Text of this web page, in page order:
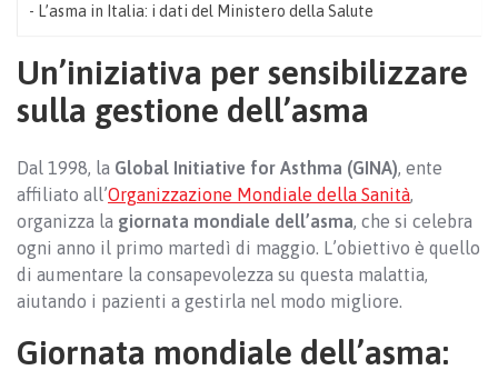
L’asma in Italia: i dati del Ministero della Salute
Un’iniziativa per sensibilizzare
sulla gestione dell’asma
Dal 1998, la Global Initiative for Asthma (GINA), ente
affiliato all’Organizzazione Mondiale della Sanità,
organizza la giornata mondiale dell’asma, che si celebra
ogni anno il primo martedì di maggio. L’obiettivo è quello
di aumentare la consapevolezza su questa malattia,
aiutando i pazienti a gestirla nel modo migliore.
Giornata mondiale dell’asma: